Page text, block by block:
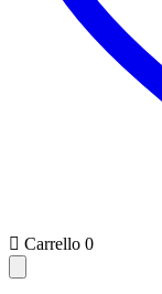
 Carrello 0